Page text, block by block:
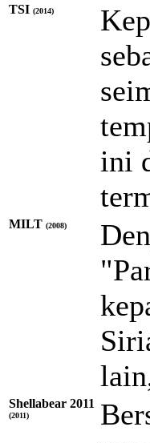
TSI (2014)
ini
MILT (2008)
Shellabear 2011
(2011)